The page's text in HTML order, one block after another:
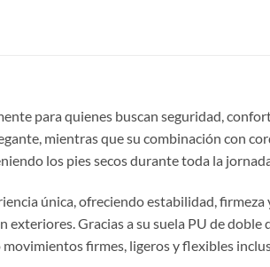
para quienes buscan seguridad,
mientras que su combinación con
los pies secos durante toda la
única, ofreciendo estabilidad,
Gracias a su suela PU de doble
firmes, ligeros y flexibles